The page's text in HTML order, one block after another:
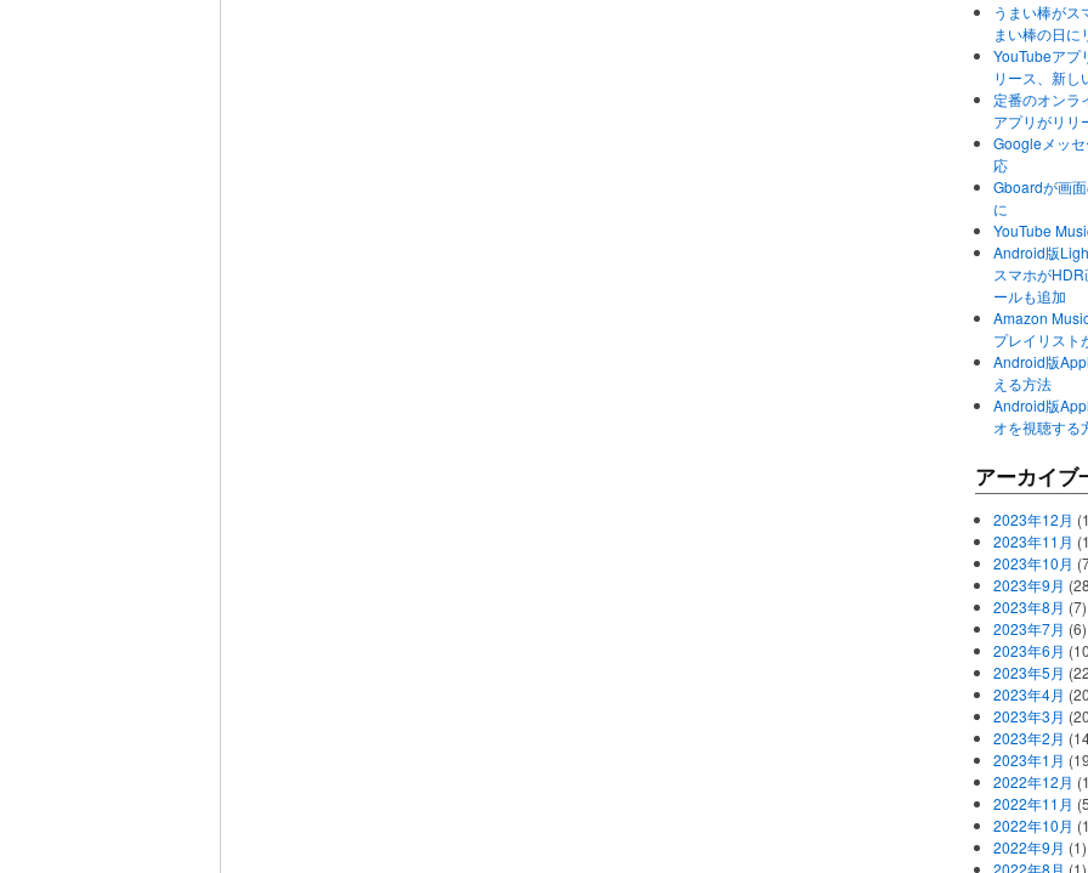
うまい棒がス
まい棒の日に
YouTubeアプ
リース、新し
定番のオンラ
アプリがリリ
Googleメッ
応
Gboardが画
に
YouTube
Android版
スマホが
ールも追加
Amazon
プレイリスト
Android版
える方法
Android版
オを視聴する
アーカイブ
2023年12月
2023年11月
2023年10月
2023年9月
2023年8月 (7)
2023年7月 (6)
2023年6月
2023年5月
2023年4月
2023年3月
2023年2月
2023年1月
2022年12月
2022年11月
2022年10月
2022年9月 (1)
2022年8月 (1)